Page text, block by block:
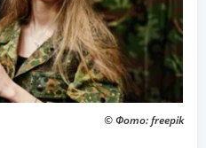
© Фото: freepik